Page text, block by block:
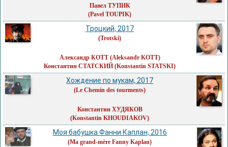
Павел ТУПИК
(Pavel TOUPIK)
Троцкий, 2017
(Trotski)
Александр КОТТ(Aleksandr KOTT)
Константин СТАТСКИЙ (Konstantin STATSKI)
Хождение по мукам, 2017
(Le Chemin des tourments)
Константин ХУДЯКОВ
(Konstantin KHOUDIAKOV)
Моя бабушка Фанни Каплан, 2016
(Ma grand-mère Fanny Kaplan)